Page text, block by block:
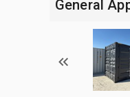
General